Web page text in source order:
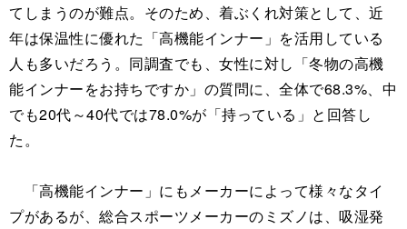
てしまうのが難点。そのため、着ぶくれ対策として、近
年は保温性に優れた「高機能インナー」を活用している
人も多いだろう。同調査でも、女性に対し「冬物の高機
能インナーをお持ちですか」の質問に、全体で68.3%、中
でも20代～40代では78.0%が「持っている」と回答し
た。
「高機能インナー」にもメーカーによって様々なタイ
プがあるが、総合スポーツメーカーのミズノは、吸湿発